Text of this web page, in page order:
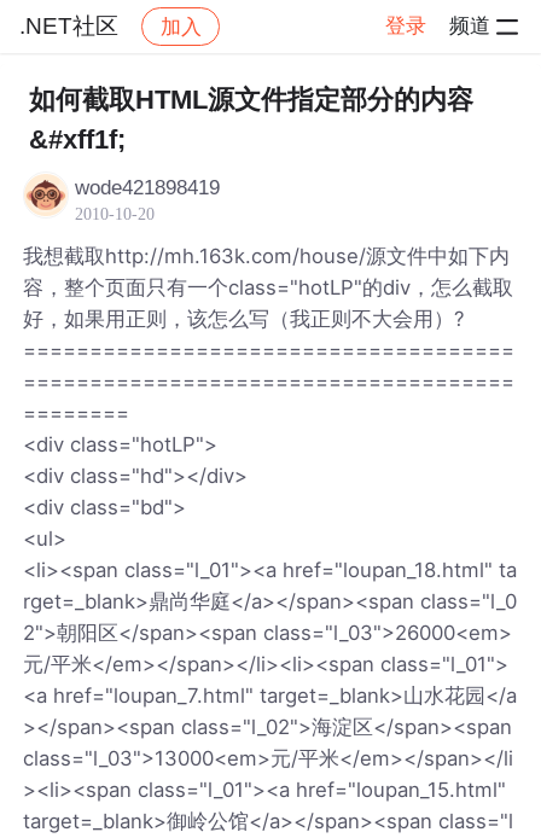
.NET社区 加入 登录 频道
社区 .NET社区 帖子详情
如何截取HTML源文件指定部分的内容
&#xff1f;
wode421898419
2010-10-20
我想截取http://mh.163k.com/house/源文件中如下内
容，整个页面只有一个class="hotLP"的div，怎么截取
好，如果用正则，该怎么写（我正则不大会用）?
=====================================
=====================================
========
<div class="hotLP">
<div class="hd"></div>
<div class="bd">
<ul>
<li><span class="l_01"><a href="loupan_18.html" ta
rget=_blank>鼎尚华庭</a></span><span class="l_0
2">朝阳区</span><span class="l_03">26000<em>
元/平米</em></span></li><li><span class="l_01">
<a href="loupan_7.html" target=_blank>山水花园</a
></span><span class="l_02">海淀区</span><span
class="l_03">13000<em>元/平米</em></span></li
><li><span class="l_01"><a href="loupan_15.html"
target=_blank>御岭公馆</a></span><span class="l